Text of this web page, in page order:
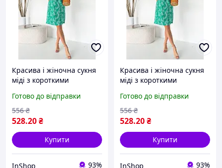
Красива і жіночна сукня
міді з короткими
INNOE 270515-1, р. 52-54
Зелений
Готово до відправки
528.20₴
556 ₴
Купити
InShop 93%
Красива і жіночна сукня
міді з короткими
INNOE 270515-1, р. 56-58
Зелений
Готово до відправки
528.20₴
556 ₴
Купити
InShop 93%